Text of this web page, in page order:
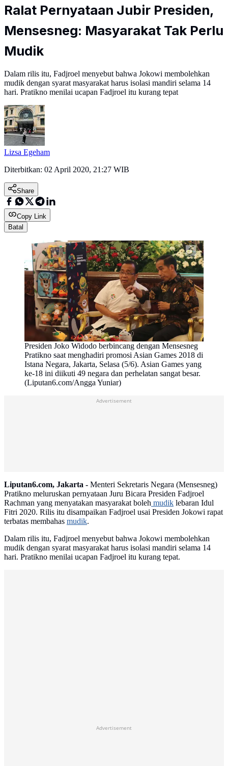
Ralat Pernyataan Jubir Presiden,
Mensesneg: Masyarakat Tak Perlu
Mudik
Dalam rilis itu, Fadjroel menyebut bahwa Jokowi membolehkan
mudik dengan syarat masyarakat harus isolasi mandiri selama 14
hari. Pratikno menilai ucapan Fadjroel itu kurang tepat
Lizsa Egeham
Diterbitkan: 02 April 2020, 21:27 WIB
Share
Copy Link
Batal
Presiden Joko Widodo berbincang dengan Mensesneg
Pratikno saat menghadiri promosi Asian Games 2018 di
Istana Negara, Jakarta, Selasa (5/6). Asian Games yang
ke-18 ini diikuti 49 negara dan perhelatan sangat besar.
(Liputan6.com/Angga Yuniar)
Advertisement
Liputan6.com, Jakarta - Menteri Sekretaris Negara (Mensesneg)
Pratikno meluruskan pernyataan Juru Bicara Presiden Fadjroel
Rachman yang menyatakan masyarakat boleh mudik lebaran Idul
Fitri 2020. Rilis itu disampaikan Fadjroel usai Presiden Jokowi rapat
terbatas membahas mudik.
Dalam rilis itu, Fadjroel menyebut bahwa Jokowi membolehkan
mudik dengan syarat masyarakat harus isolasi mandiri selama 14
hari. Pratikno menilai ucapan Fadjroel itu kurang tepat.
Advertisement